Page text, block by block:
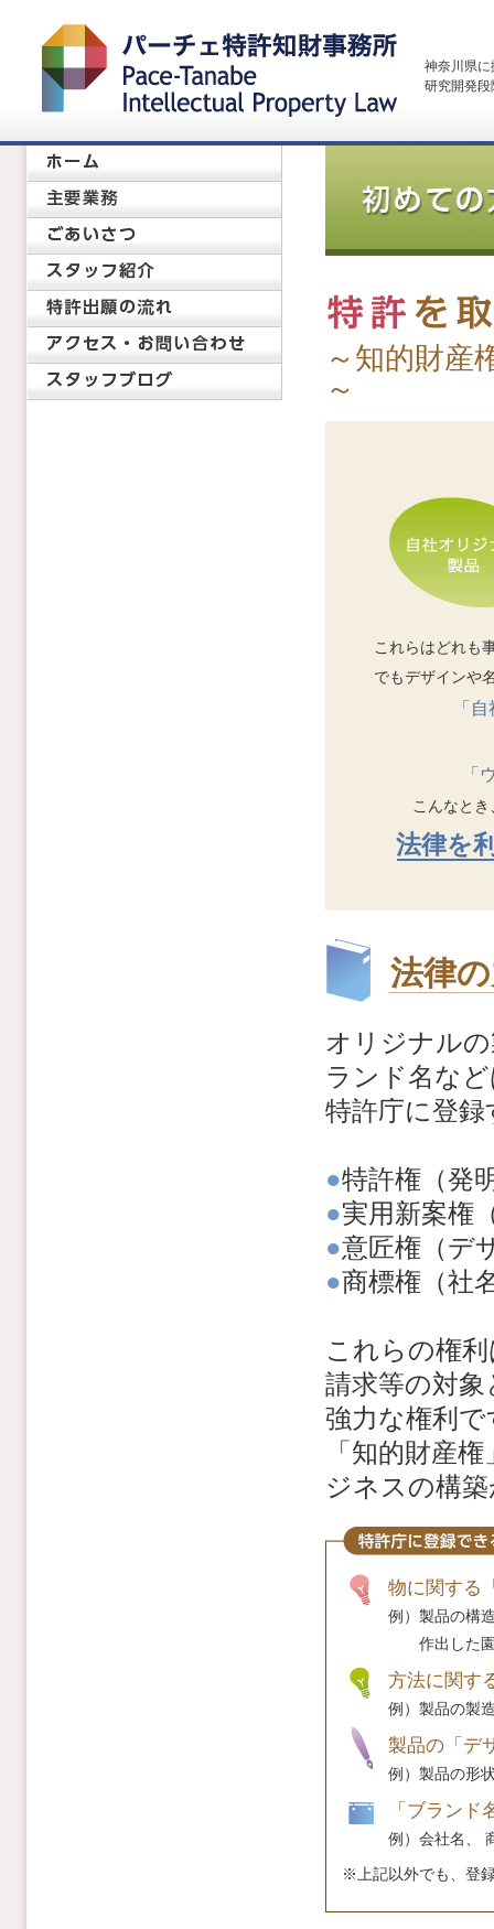
神奈川県
研究開発
～知的財産
～
これらはどれも
でもデザインや
「
「
こんなと
法律を
法律
オリジナル
ランド名な
特許庁に登
●特許権（発
●実用新案権
●意匠権（デ
●商標権（社
これらの権
請求等の対
強力な権利で
「知的財産
ジネスの構
物に関する
例）製品の構
作出した園
方法に関す
例）製品の製
製品の「デ
例）製品の形
「ブラン
例）会社名、
※上記以外でも、登